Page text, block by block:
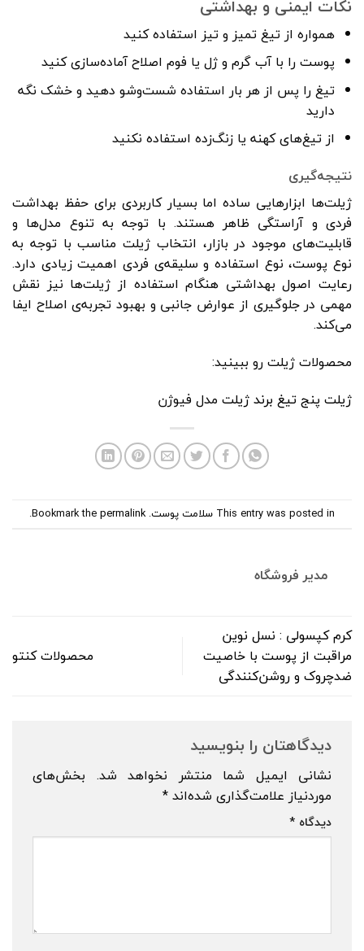
نکات ایمنی و بهداشتی
همواره از تیغ تمیز و تیز استفاده کنید
پوست را با آب گرم و ژل یا فوم اصلاح آماده‌سازی کنید
تیغ را پس از هر بار استفاده شست‌وشو دهید و خشک نگه
دارید
از تیغ‌های کهنه یا زنگ‌زده استفاده نکنید
نتیجه‌گیری
ژیلت‌ها ابزارهایی ساده اما بسیار کاربردی برای حفظ بهداشت
فردی و آراستگی ظاهر هستند. با توجه به تنوع مدل‌ها و
قابلیت‌های موجود در بازار، انتخاب ژیلت مناسب با توجه به
نوع پوست، نوع استفاده و سلیقه‌ی فردی اهمیت زیادی دارد.
رعایت اصول بهداشتی هنگام استفاده از ژیلت‌ها نیز نقش
مهمی در جلوگیری از عوارض جانبی و بهبود تجربه‌ی اصلاح ایفا
می‌کند.
محصولات ژیلت رو ببینید:
ژیلت پنج تیغ برند ژیلت مدل فیوژن
This entry was posted in سلامت پوست. Bookmark the
permalink
.
مدیر فروشگاه
کرم‌ کپسولی : نسل نوین
مراقبت از پوست با خاصیت
ضدچروک و روشن‌کنندگی
محصولات کنتو
دیدگاهتان را بنویسید
نشانی ایمیل شما منتشر نخواهد شد. بخش‌های
موردنیاز علامت‌گذاری شده‌اند*
دیدگاه *